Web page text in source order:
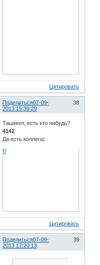
Цитировать
Поделиться 38
07-09-
2013 15:39:29
Ташкент, есть кто нибудь?
4142
Да есть коллега)
0
Цитировать
Поделиться 39
07-09-
2013 17:20:13